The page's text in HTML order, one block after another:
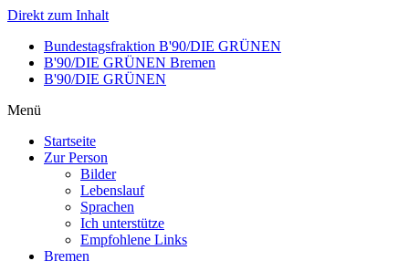
Direkt zum Inhalt
Bundestagsfraktion B'90/DIE GRÜNEN
B'90/DIE GRÜNEN Bremen
B'90/DIE GRÜNEN
Menü
Startseite
Zur Person
Bilder
Lebenslauf
Sprachen
Ich unterstütze
Empfohlene Links
Bremen